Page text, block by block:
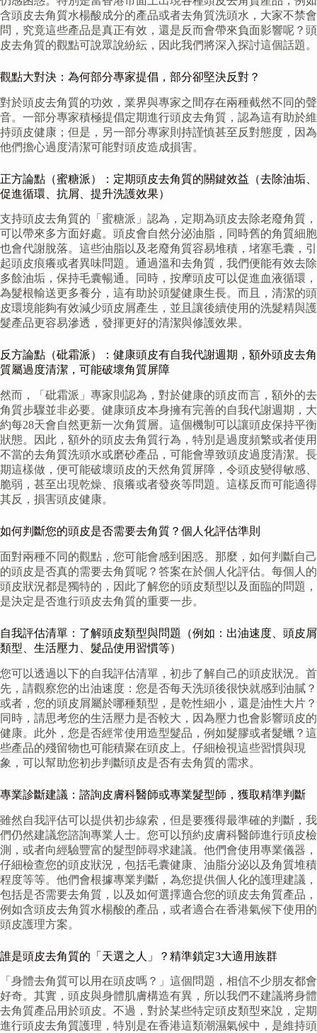
含頭皮去角質水楊酸成分的產品或者去角質洗頭水，大家不禁會
問，究竟這些產品是真正有效，還是反而會帶來負面影響呢？頭
皮去角質的觀點可說眾說紛紜，因此我們將深入探討這個話題。
觀點大對決：為何部分專家提倡，部分卻堅決反對？
對於頭皮去角質的功效，業界與專家之間存在兩種截然不同的聲
音。一部分專家積極提倡定期進行頭皮去角質，認為這有助於維
持頭皮健康；但是，另一部分專家則持謹慎甚至反對態度，因為
他們擔心過度清潔可能對頭皮造成損害。
正方論點（蜜糖派）：定期頭皮去角質的關鍵效益（去除油垢、
促進循環、抗屑、提升洗護效果）
支持頭皮去角質的「蜜糖派」認為，定期為頭皮去除老廢角質，
可以帶來多方面好處。頭皮會自然分泌油脂，同時舊的角質細胞
也會代謝脫落。這些油脂以及老廢角質容易堆積，堵塞毛囊，引
起頭皮痕癢或者異味問題。通過溫和去角質，我們便能有效去除
多餘油垢，保持毛囊暢通。同時，按摩頭皮可以促進血液循環，
為髮根輸送更多養分，這有助於頭髮健康生長。而且，清潔的頭
皮環境能夠有效減少頭皮屑產生，並且讓後續使用的洗髮精與護
髮產品更容易滲透，發揮更好的清潔與修護效果。
反方論點（砒霜派）：健康頭皮有自我代謝週期，額外頭皮去角
質屬過度清潔，可能破壞角質屏障
然而，「砒霜派」專家則認為，對於健康的頭皮而言，額外的去
角質步驟並非必要。健康頭皮本身擁有完善的自我代謝週期，大
約每28天會自然更新一次角質層。這個機制可以讓頭皮保持平衡
狀態。因此，額外的頭皮去角質行為，特別是過度頻繁或者使用
不當的去角質洗頭水或磨砂產品，可能會導致頭皮過度清潔。長
期這樣做，便可能破壞頭皮的天然角質屏障，令頭皮變得敏感、
脆弱，甚至出現乾燥、痕癢或者發炎等問題。這樣反而可能適得
其反，損害頭皮健康。
如何判斷您的頭皮是否需要去角質？個人化評估準則
面對兩種不同的觀點，您可能會感到困惑。那麼，如何判斷自己
的頭皮是否真的需要去角質呢？答案在於個人化評估。每個人的
頭皮狀況都是獨特的，因此了解您的頭皮類型以及面臨的問題，
是決定是否進行頭皮去角質的重要一步。
自我評估清單：了解頭皮類型與問題（例如：出油速度、頭皮屑
類型、生活壓力、髮品使用習慣等）
您可以透過以下的自我評估清單，初步了解自己的頭皮狀況。首
先，請觀察您的出油速度：您是否每天洗頭後很快就感到油膩？
或者，您的頭皮屑屬於哪種類型，是乾性細小，還是油性大片？
同時，請思考您的生活壓力是否較大，因為壓力也會影響頭皮的
健康。此外，您是否經常使用造型髮品，例如髮膠或者髮蠟？這
些產品的殘留物也可能積聚在頭皮上。仔細檢視這些習慣與現
象，可以幫助您初步判斷頭皮是否有去角質的需求。
專業診斷建議：諮詢皮膚科醫師或專業髮型師，獲取精準判斷
雖然自我評估可以提供初步線索，但是要獲得最準確的判斷，我
們仍然建議您諮詢專業人士。您可以預約皮膚科醫師進行頭皮檢
測，或者向經驗豐富的髮型師尋求建議。他們會使用專業儀器，
仔細檢查您的頭皮狀況，包括毛囊健康、油脂分泌以及角質堆積
程度等等。他們會根據專業判斷，為您提供個人化的護理建議，
包括是否需要去角質，以及如何選擇適合您的頭皮去角質產品，
例如含頭皮去角質水楊酸的產品，或者適合在香港氣候下使用的
頭皮護理方案。
誰是頭皮去角質的「天選之人」？精準鎖定3大適用族群
「身體去角質可以用在頭皮嗎？」這個問題，相信不少朋友都會
好奇。其實，頭皮與身體肌膚構造有異，所以我們不建議將身體
去角質產品用於頭皮。不過，對於某些特定頭皮類型來說，定期
進行頭皮去角質護理，特別是在香港這類潮濕氣候中，是維持頭